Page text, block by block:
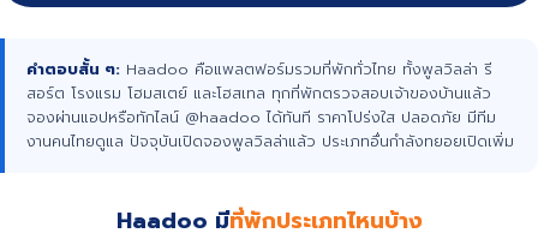
คำตอบสั้น ๆ: Haadoo คือแพลตฟอร์มรวมที่พักทั่วไทย ทั้งพูลวิลล่า รี
สอร์ต โรงแรม โฮมสเตย์ และโฮสเทล ทุกที่พักตรวจสอบเจ้าของบ้านแล้ว
จองผ่านแอปหรือทักไลน์ @haadoo ได้ทันที ราคาโปร่งใส ปลอดภัย มีทีม
งานคนไทยดูแล ปัจจุบันเปิดจองพูลวิลล่าแล้ว ประเภทอื่นกำลังทยอยเปิดเพิ่ม
Haadoo มีที่พักประเภทไหนบ้าง